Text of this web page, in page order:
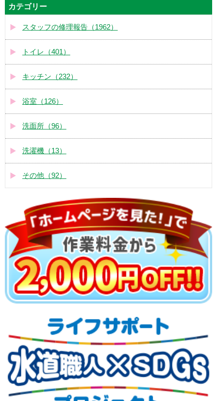
カテゴリー
スタッフの修理報告（1962）
トイレ（401）
キッチン（232）
浴室（126）
洗面所（96）
洗濯機（13）
その他（92）